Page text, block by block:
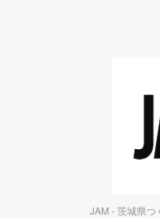
JAM - 茨城県つ